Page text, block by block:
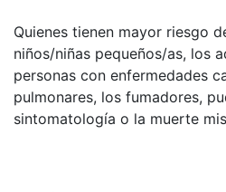
Quienes tienen mayor riesgo
niños/niñas pequeños/as, los
personas con enfermedades
pulmonares, los fumadores,
sintomatología o la muerte